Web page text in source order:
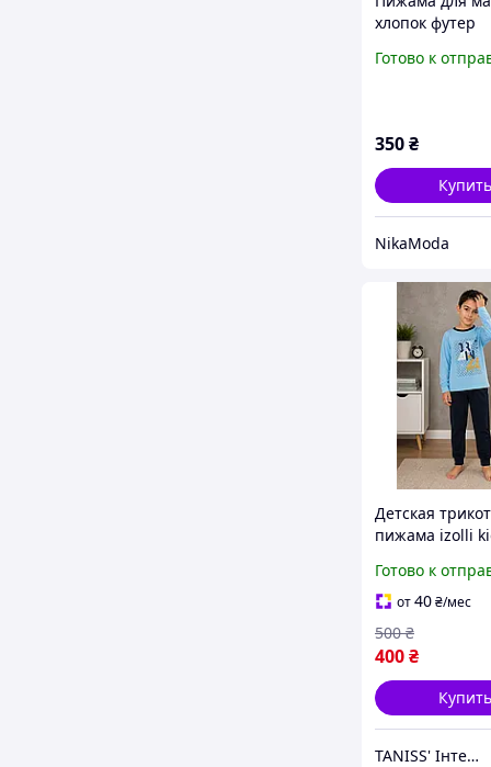
хлопок футер
Готово к
350₴
NikaModa
Детская
пижама izolli
Турция, рост
голубая
Готово к
от40₴/мес
400₴
500 ₴
TANISS' Інтернет-магазин